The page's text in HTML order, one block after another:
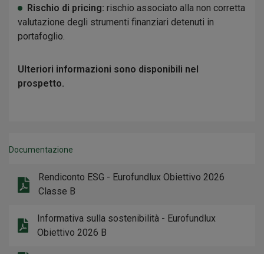
Rischio di pricing: rischio associato alla non corretta
valutazione degli strumenti finanziari detenuti in
portafoglio.
Ulteriori informazioni sono disponibili nel
prospetto.
Documentazione
Rendiconto ESG - Eurofundlux Obiettivo 2026
Classe B
Informativa sulla sostenibilità - Eurofundlux
Obiettivo 2026 B